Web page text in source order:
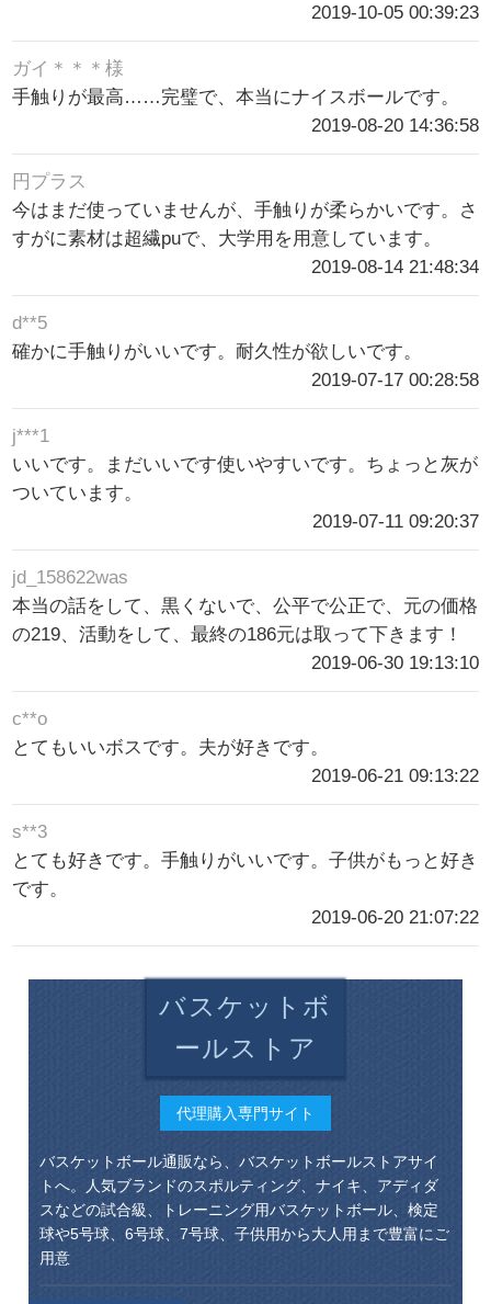
2019-10-05 00:39:23
ガイ＊＊＊様
手触りが最高……完璧で、本当にナイスボールです。
2019-08-20 14:36:58
円プラス
今はまだ使っていませんが、手触りが柔らかいです。さ
すがに素材は超繊puで、大学用を用意しています。
2019-08-14 21:48:34
d**5
確かに手触りがいいです。耐久性が欲しいです。
2019-07-17 00:28:58
j***1
いいです。まだいいです使いやすいです。ちょっと灰が
ついています。
2019-07-11 09:20:37
jd_158622was
本当の話をして、黒くないで、公平で公正で、元の価格
の219、活動をして、最終の186元は取って下きます！
2019-06-30 19:13:10
c**o
とてもいいボスです。夫が好きです。
2019-06-21 09:13:22
s**3
とても好きです。手触りがいいです。子供がもっと好き
です。
2019-06-20 21:07:22
バスケットボ
ールストア
代理購入専門サイト
バスケットボール通販なら、バスケットボールストアサイ
トへ。人気ブランドのスポルティング、ナイキ、アディダ
スなどの試合級、トレーニング用バスケットボール、検定
球や5号球、6号球、7号球、子供用から大人用まで豊富にご
用意